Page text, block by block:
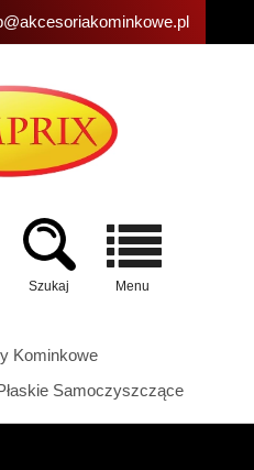
Szukaj Menu
Kominkowe
Samoczyszczące